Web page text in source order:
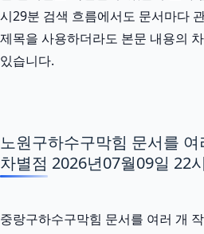
시29분 검색 흐름에서도 문서마다
제목을 사용하더라도 본문 내용의
있습니다.
노원구하수구막힘 문서를
차별점 2026년07월09일 22
중랑구하수구막힘 문서를 여러 개